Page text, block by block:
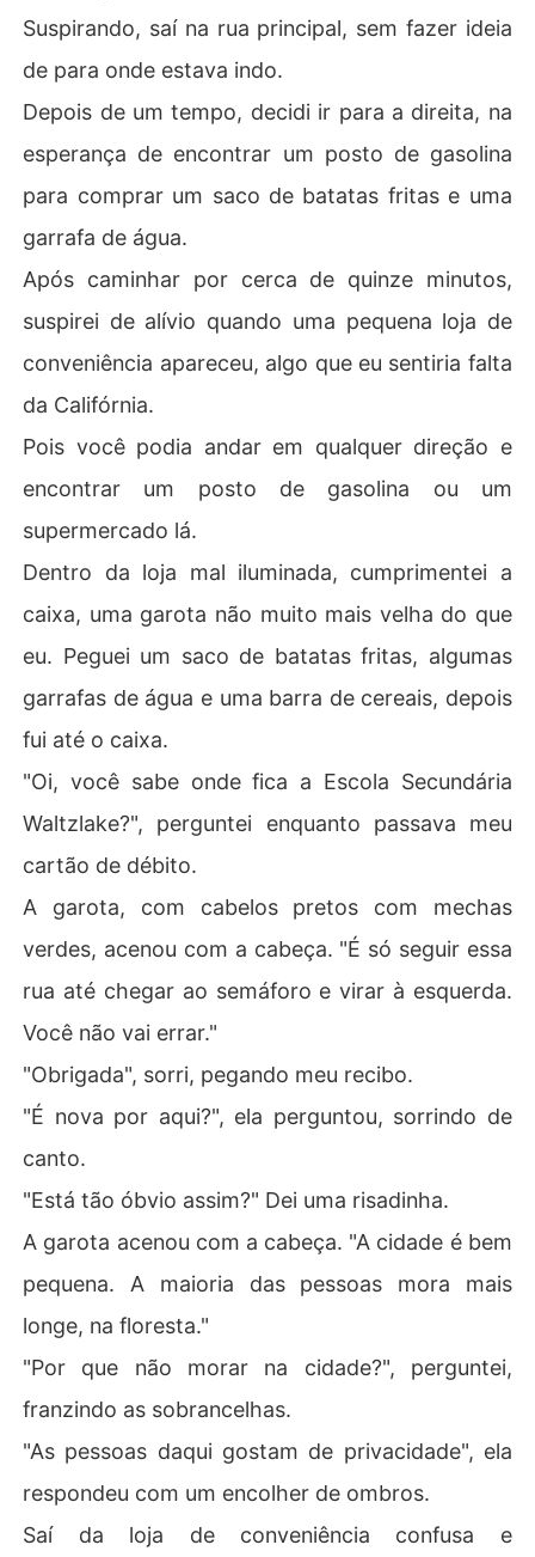
Suspirando, saí na rua principal, sem fazer ideia
de para onde estava indo.
Depois de um tempo, decidi ir para a direita, na
esperança de encontrar um posto de gasolina
para comprar um saco de batatas fritas e uma
garrafa de água.
Após caminhar por cerca de quinze minutos,
suspirei de alívio quando uma pequena loja de
conveniência apareceu, algo que eu sentiria falta
da Califórnia.
Pois você podia andar em qualquer direção e
encontrar um posto de gasolina ou um
supermercado lá.
Dentro da loja mal iluminada, cumprimentei a
caixa, uma garota não muito mais velha do que
eu. Peguei um saco de batatas fritas, algumas
garrafas de água e uma barra de cereais, depois
fui até o caixa.
"Oi, você sabe onde fica a Escola Secundária
Waltzlake?", perguntei enquanto passava meu
cartão de débito.
A garota, com cabelos pretos com mechas
verdes, acenou com a cabeça. "É só seguir essa
rua até chegar ao semáforo e virar à esquerda.
Você não vai errar."
"Obrigada", sorri, pegando meu recibo.
"É nova por aqui?", ela perguntou, sorrindo de
canto.
"Está tão óbvio assim?" Dei uma risadinha.
A garota acenou com a cabeça. "A cidade é bem
pequena. A maioria das pessoas mora mais
longe, na floresta."
"Por que não morar na cidade?", perguntei,
franzindo as sobrancelhas.
"As pessoas daqui gostam de privacidade", ela
respondeu com um encolher de ombros.
Saí da loja de conveniência confusa e